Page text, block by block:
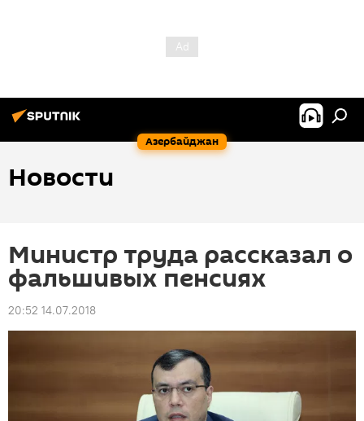
Азербайджан
Новости
Министр труда рассказал о
фальшивых пенсиях
20:52 14.07.2018